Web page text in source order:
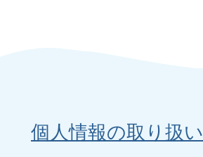
個人情報の取り扱い